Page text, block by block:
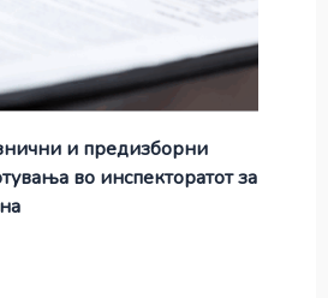
и предизборни
во инспекторатот за